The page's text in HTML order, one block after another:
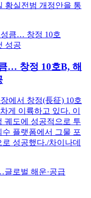
황실전범 개정안을 통
… 창정 10호B, 해
에서 창정(長征) 10호
게 이륙하고 있다. 이
궤도에 성공적으로 투
플랫폼에서 그물 포
성공했다./차이나데